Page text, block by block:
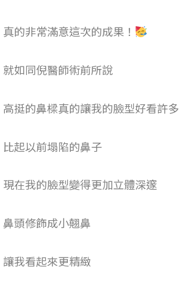
真的非常滿意這次的成果！
就如同倪醫師術前所說
高挺的鼻樑真的讓我的臉型好看許多
比起以前塌陷的鼻子
現在我的臉型變得更加立體深邃
鼻頭修飾成小翹鼻
讓我看起來更精緻